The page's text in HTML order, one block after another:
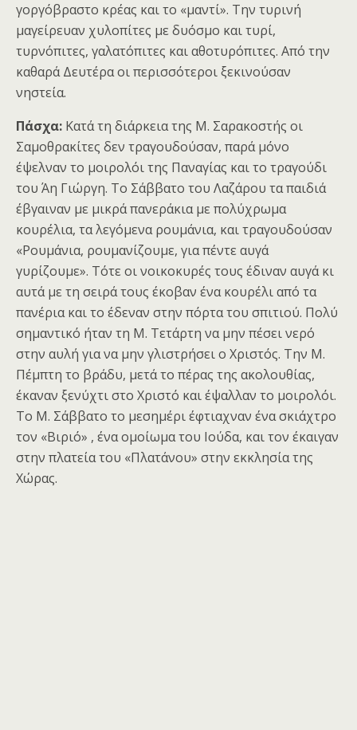
γοργόβραστο κρέας και το «μαντί». Την τυρινή
μαγείρευαν χυλοπίτες με δυόσμο και τυρί,
τυρνόπιτες, γαλατόπιτες και αθοτυρόπιτες. Από την
καθαρά Δευτέρα οι περισσότεροι ξεκινούσαν
νηστεία.
Πάσχα: Κατά τη διάρκεια της Μ. Σαρακοστής οι
Σαμοθρακίτες δεν τραγουδούσαν, παρά μόνο
έψελναν το μοιρολόι της Παναγίας και το τραγούδι
του Άη Γιώργη. Το Σάββατο του Λαζάρου τα παιδιά
έβγαιναν με μικρά πανεράκια με πολύχρωμα
κουρέλια, τα λεγόμενα ρουμάνια, και τραγουδούσαν
«Ρουμάνια, ρουμανίζουμε, για πέντε αυγά
γυρίζουμε». Τότε οι νοικοκυρές τους έδιναν αυγά κι
αυτά με τη σειρά τους έκοβαν ένα κουρέλι από τα
πανέρια και το έδεναν στην πόρτα του σπιτιού. Πολύ
σημαντικό ήταν τη Μ. Τετάρτη να μην πέσει νερό
στην αυλή για να μην γλιστρήσει ο Χριστός. Την Μ.
Πέμπτη το βράδυ, μετά το πέρας της ακολουθίας,
έκαναν ξενύχτι στο Χριστό και έψαλλαν το μοιρολόι.
Το Μ. Σάββατο το μεσημέρι έφτιαχναν ένα σκιάχτρο
τον «Βιριό» , ένα ομοίωμα του Ιούδα, και τον έκαιγαν
στην πλατεία του «Πλατάνου» στην εκκλησία της
Χώρας.